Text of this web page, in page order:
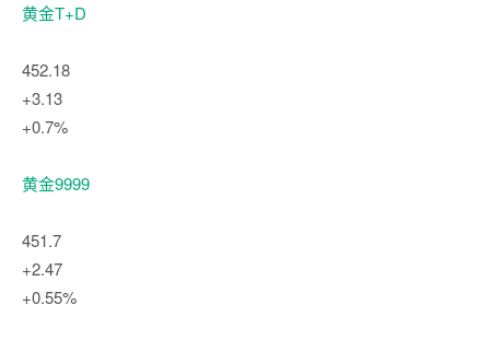
黄金T+D
452.18
+3.13
+0.7%
黄金9999
451.7
+2.47
+0.55%